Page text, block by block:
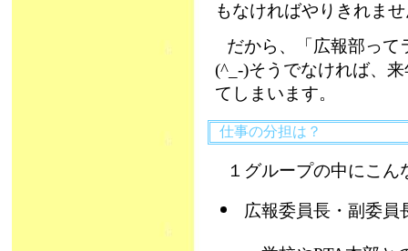
もなければやりきれま
だから、「広報部っ
(^_-)そうでなければ、
てしまいます。
仕事の分担は？
１グループの中にこ
広報委員長・副委